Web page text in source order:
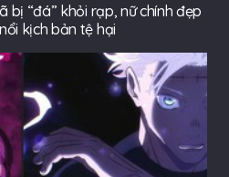
bị “đá” khỏi rạp, nữ chính đẹp
kịch bản tệ hại